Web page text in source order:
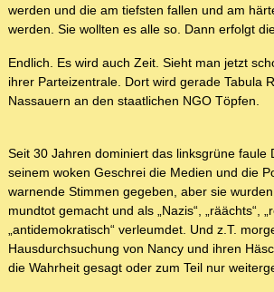
werden und die am tiefsten fallen und am
werden. Sie wollten es alle so. Dann erfolgt
Endlich. Es wird auch Zeit. Sieht man jetzt
ihrer Parteizentrale. Dort wird gerade Tabula
Nassauern an den staatlichen NGO Töpfen.
Seit 30 Jahren dominiert das linksgrüne faule
seinem woken Geschrei die Medien und die
warnende Stimmen gegeben, aber sie
mundtot gemacht und als „Nazis“, „räächts“,
„antidemokratisch“ verleumdet. Und z.T.
Hausdurchsuchung von Nancy und ihren
die Wahrheit gesagt oder zum Teil nur